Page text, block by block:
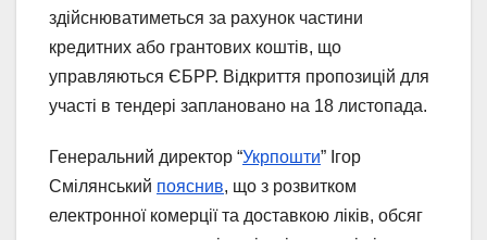
здійснюватиметься за рахунок частини
кредитних або грантових коштів, що
управляються ЄБРР. Відкриття пропозицій для
участі в тендері заплановано на 18 листопада.
Генеральний директор “Укрпошти” Ігор
Смілянський пояснив, що з розвитком
електронної комерції та доставкою ліків, обсяг